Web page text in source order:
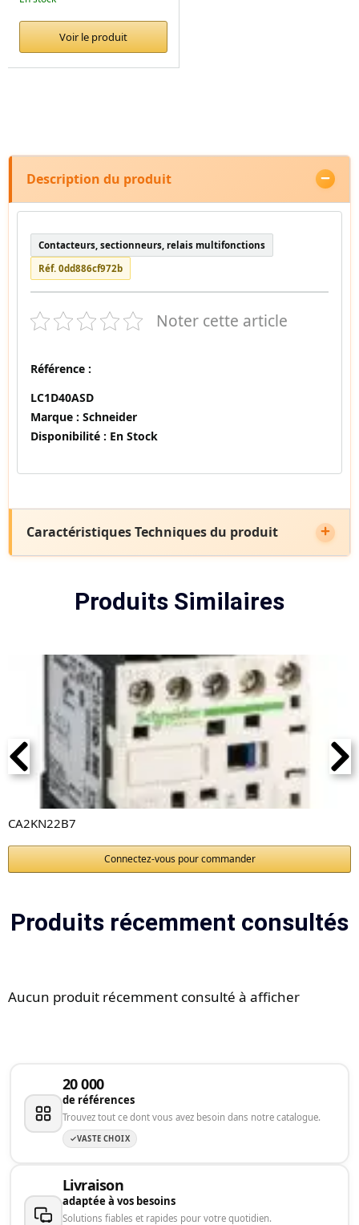
Voir le produit
Description du produit
Contacteurs, sectionneurs, relais multifonctions
Réf. 0dd886cf972b
Noter cette article
Référence :
LC1D40ASD
Marque : Schneider
Disponibilité : En Stock
Caractéristiques Techniques du produit
Produits Similaires
CA2KN22B7
Connectez-vous pour commander
Produits récemment consultés
Aucun produit récemment consulté à afficher
20 000
de références
Trouvez tout ce dont vous avez besoin dans notre catalogue.
VASTE CHOIX
Livraison
adaptée à vos besoins
Solutions fiables et rapides pour votre quotidien.